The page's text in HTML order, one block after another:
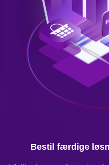
Bestil færdige